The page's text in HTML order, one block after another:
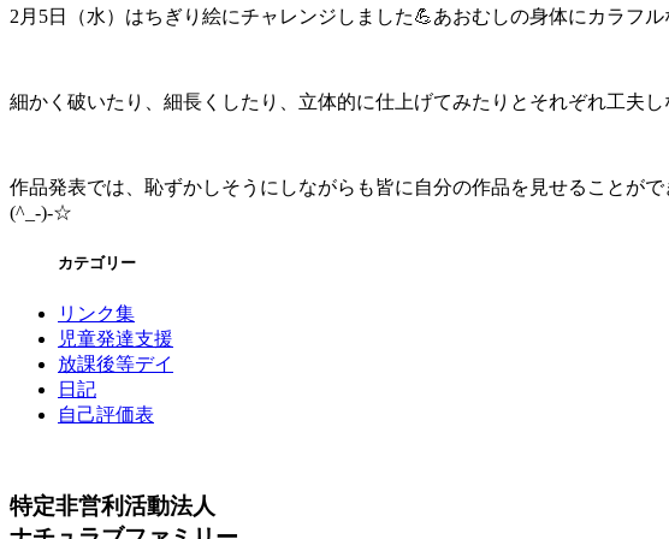
2月5日（水）はちぎり絵にチャレンジしました💪あおむしの身体にカラフ
細かく破いたり、細長くしたり、立体的に仕上げてみたりとそれぞれ工夫
作品発表では、恥ずかしそうにしながらも皆に自分の作品を見せることが
(^_-)-☆
カテゴリー
リンク集
児童発達支援
放課後等デイ
日記
自己評価表
特定非営利活動法人